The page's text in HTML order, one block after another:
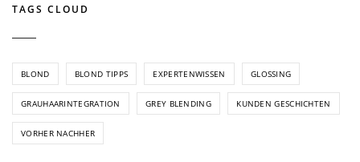
TAGS CLOUD
BLOND BLOND TIPPS EXPERTENWISSEN GLOSSING
GRAUHAARINTEGRATION GREY BLENDING KUNDEN GESCHICHTEN
VORHER NACHHER